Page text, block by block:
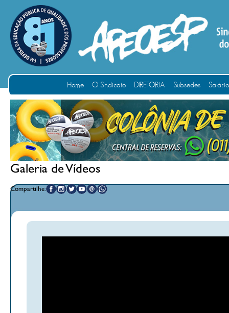
Home O Sindicato DIRETORIA Subsedes
Galeria de Vídeos
Compartilhe: